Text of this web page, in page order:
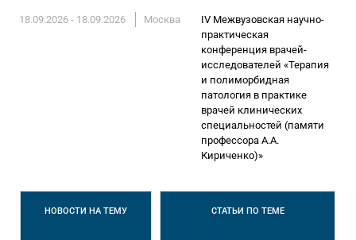
18.09.2026 - 18.09.2026 Москва
IV Межвузовская научно-
практическая
конференция врачей-
исследователей «Терапия
и полиморбидная
патология в практике
врачей клинических
специальностей (памяти
профессора А.А.
Кириченко)»
НОВОСТИНА ТЕМУ СТАТЬИ ПО ТЕМЕ